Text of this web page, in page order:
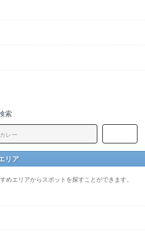
索
リア
めエリアからスポットを探すことができます。